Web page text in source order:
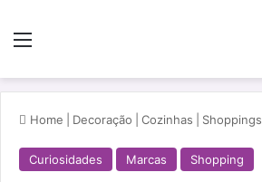
Menu
Home Decoração Cozinhas Shoppings
Curiosidades Marcas Shopping